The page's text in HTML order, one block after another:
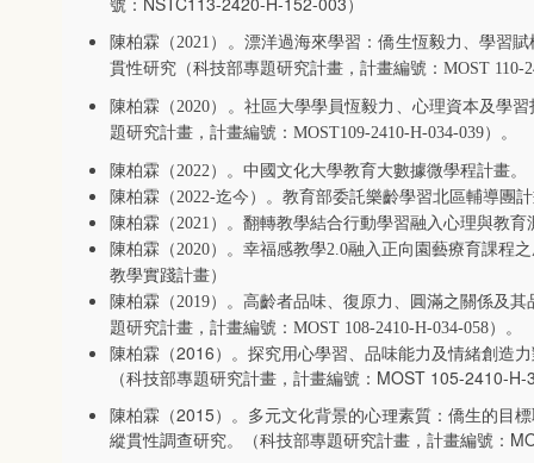
陳柏霖（2021 ）。漂洋過海來學習：僑生恆毅力、學習
貫性研究（科技部專題研究計畫，計畫編號： MOST 110-
陳柏霖（2020）。社區大學學員恆毅力、心理資本及學
題研究計畫，計畫編號： MOST109-2410-H-034-039）。
陳柏霖（2022）。中國文化大學教育大數據微學程計畫。
陳柏霖（2022-迄今）。教育部委託樂齡學習北區輔導團
陳柏霖（2021 ）。翻轉教學結合行動學習融入心理與教
陳柏霖（2020）。幸福感教學2.0融入正向園藝療育課程
教學實踐計畫）
陳柏霖（2019）。高齡者品味、復原力、圓滿之關係及
題研究計畫，計畫編號： MOST 108-2410-H-034-058）。
陳柏霖（2016）。探究用心學習、品味能力及情緒創造
（科技部專題研究計畫，計畫編號：MOST 105-2410-
陳柏霖（2015）。多元文化背景的心理素質：僑生的目
縱貫性調查研究。（科技部專題研究計畫，計畫編號：